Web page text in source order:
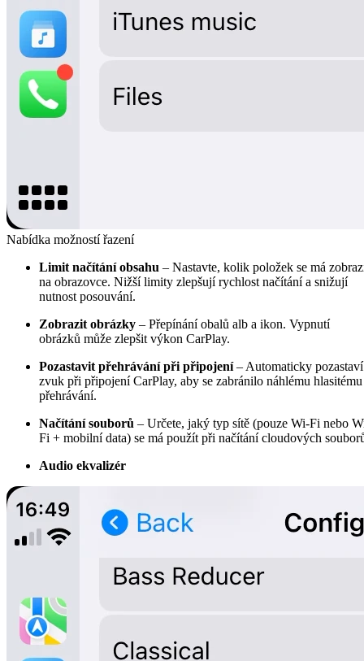
Nabídka možností řazení
Limit načítání obsahu – Nastavte, kolik položek se má
na obrazovce. Nižší limity zlepšují rychlost načítání a snižují
nutnost posouvání.
Zobrazit obrázky – Přepínání obalů alb a ikon. Vypnutí
obrázků může zlepšit výkon CarPlay.
Pozastavit přehrávání při připojení– Automaticky pozastaví
zvuk při připojení CarPlay, aby se zabránilo náhlému hlasitému
přehrávání.
Načítání souborů – Určete, jaký typ sítě (pouze Wi-Fi nebo
Fi + mobilní data) se má použít při načítání cloudových
Audio ekvalizér